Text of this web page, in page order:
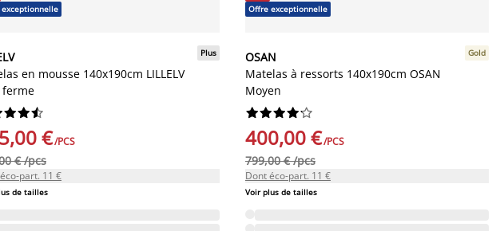
en mousse 140x190cm LILLELV
ferme
Plus




€/PCS
€ /pcs
part. 11 €
de tailles
Offre exceptionnelle
OSAN
Matelas à ressorts 140x190cm OSAN
Moyen
Gold






400,00 €/PCS
799,00 € /pcs
Dont éco-part. 11 €
Voir plus de tailles